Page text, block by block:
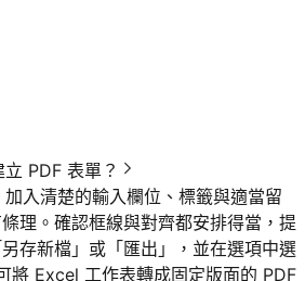
PDF 表單？
入清楚的輸入欄位、標籤與適當留
理。確認框線與對齊都安排得當，提
存新檔」或「匯出」，並在選項中選
將 Excel 工作表轉成固定版面的 PDF